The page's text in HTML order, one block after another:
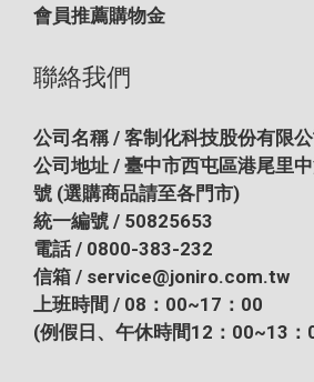
會員推薦購物金
聯絡我們
公司名稱 / 客制化科技股份有限公
公司地址 / 臺中市西屯區港尾里
號 (選購商品請至各門市)
統一編號 / 50825653
電話 / 0800-383-232
信箱 / service@joniro.com.tw
上班時間 / 08：00~17：00
(例假日、午休時間12：00~13：